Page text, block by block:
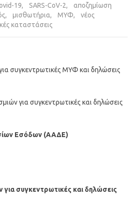
19, SARS-CoV-2,
αποζημίωση
, μισθωτήρια, ΜΥΦ,
νέος
καταστάσεις
συγκεντρωτικές ΜΥΦ και δηλώσεις
για συγκεντρωτικές και δηλώσεις
Εσόδων (ΑΑΔΕ)
συγκεντρωτικές και δηλώσεις